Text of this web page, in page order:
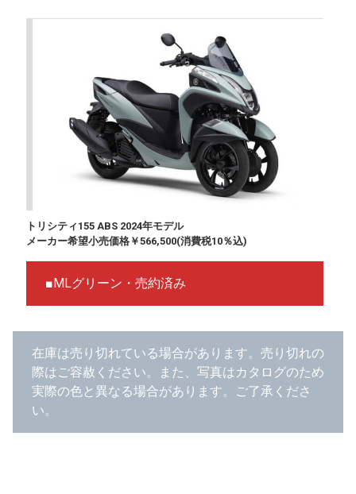
トリシティ155 ABS 2024年モデル
メーカー希望小売価格￥566,500(消費税10％込)
■MLグリーン・売約済み
在庫は売り切れている場合があります。売り切れの
際はご容赦ください。また、写真はカタログのため
実際の色と異なる場合があります。ご了承くださ
い。